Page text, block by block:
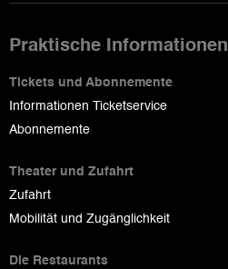
Praktische Informationen
Tickets und Abonnemente
Informationen Ticketservice
Abonnemente
Theater und Zufahrt
Zufahrt
Mobilität und Zugänglichkeit
Die Restaurants